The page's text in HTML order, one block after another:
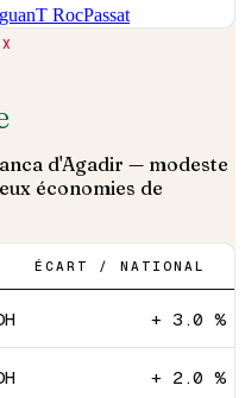
T RocPassat
d'Agadir — modeste
économies de
ÉCART / NATIONAL
+ 3.0 %
+ 2.0 %